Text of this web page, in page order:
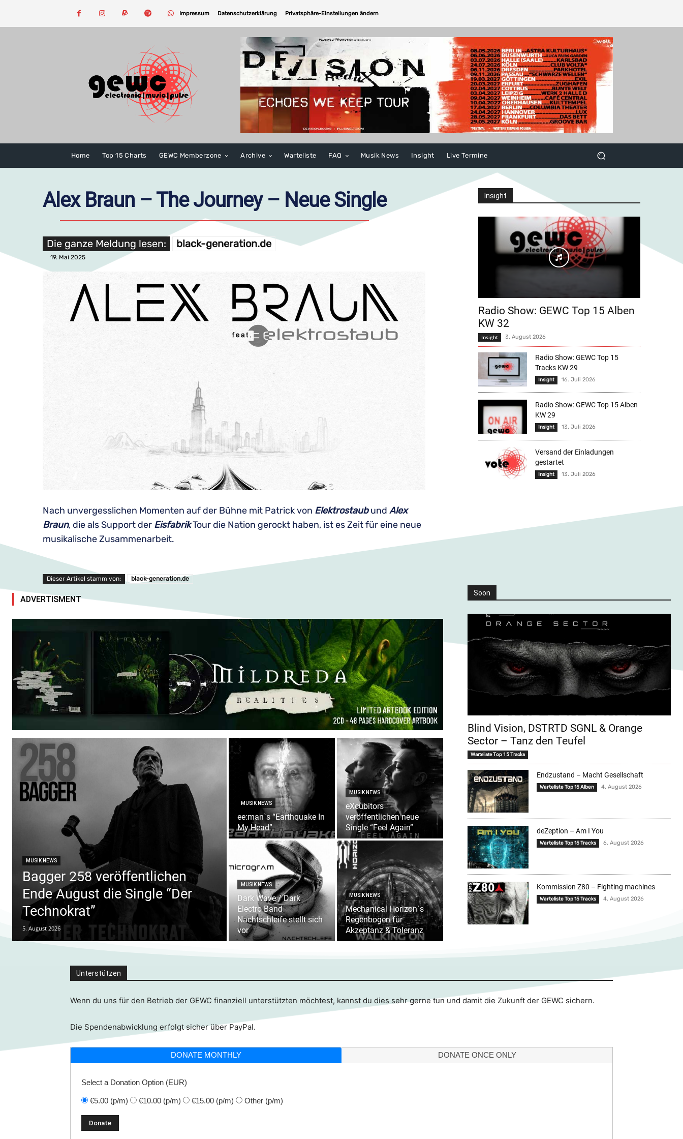
Impressum Datenschutzerklärung Privatsphäre-Einstellungen ändern
Home Top 15 Charts GEWC Memberzone Archive Warteliste FAQ Musik News Insight Live Termine
Alex Braun – The Journey – Neue Single
Die ganze Meldung lesen: black-generation.de
19. Mai 2025
Nach unvergesslichen Momenten auf der Bühne mit Patrick von Elektrostaubund Alex
Braun, die als Support der EisfabrikTour die Nation gerockt haben, ist es Zeit für eine neue
musikalische Zusammenarbeit.
Dieser Artikel stamm von: black-generation.de
Insight
Radio Show: GEWC Top 15 Alben
KW 32
Insight 3. August 2026
Radio Show: GEWC Top 15
Tracks KW 29
Insight 16. Juli 2026
Radio Show: GEWC Top 15 Alben
KW 29
Insight 13. Juli 2026
Versand der Einladungen
gestartet
Insight 13. Juli 2026
ADVERTISMENT
MUSIK NEWS
Bagger 258 veröffentlichen
Ende August die Single “Der
Technokrat”
5. August 2026
MUSIK NEWS
ee:man`s “Earthquake In
My Head”
MUSIK NEWS
eXcubitors
veröffentlichen neue
Single “Feel Again”
MUSIK NEWS
Dark Wave / Dark
Electro Band
Nachtschleife stellt sich
vor
MUSIK NEWS
Mechanical Horizon`s
Regenbogen für
Akzeptanz & Toleranz
Soon
Blind Vision, DSTRTD SGNL & Orange
Sector – Tanz den Teufel
Warteliste Top 15 Tracks
Endzustand – Macht Gesellschaft
Warteliste Top 15 Alben 4. August 2026
deZeption – Am I You
Warteliste Top 15 Tracks 6. August 2026
Kommission Z80 – Fighting machines
Warteliste Top 15 Tracks 4. August 2026
Unterstützen
Wenn du uns für den Betrieb der GEWC finanziell unterstützten möchtest, kannst du dies sehr gerne tun und damit die Zukunft der GEWC sichern.
Die Spendenabwicklung erfolgt sicher über PayPal.
DONATE MONTHLY DONATE ONCE ONLY
Select a Donation Option (EUR)
€5.00 (p/m) €10.00 (p/m) €15.00 (p/m) Other (p/m)